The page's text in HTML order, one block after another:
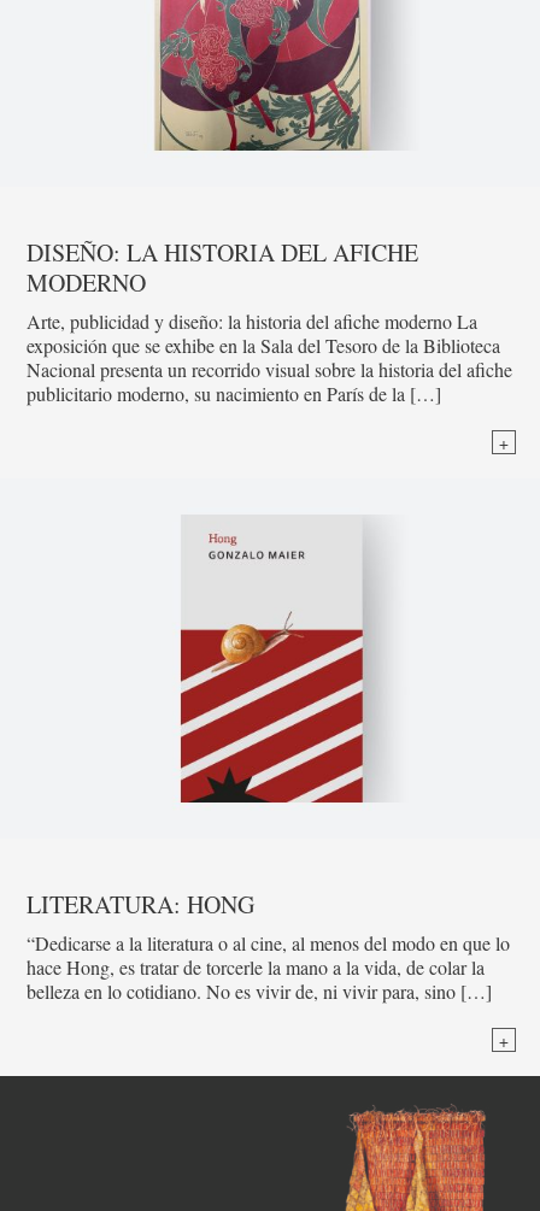
DISEÑO: LA HISTORIA DEL AFICHE
MODERNO
Arte, publicidad y diseño: la historia del afiche moderno La
exposición que se exhibe en la Sala del Tesoro de la Biblioteca
Nacional presenta un recorrido visual sobre la historia del afiche
publicitario moderno, su nacimiento en París de la […]
+
LITERATURA: HONG
“Dedicarse a la literatura o al cine, al menos del modo en que lo
hace Hong, es tratar de torcerle la mano a la vida, de colar la
belleza en lo cotidiano. No es vivir de, ni vivir para, sino […]
+